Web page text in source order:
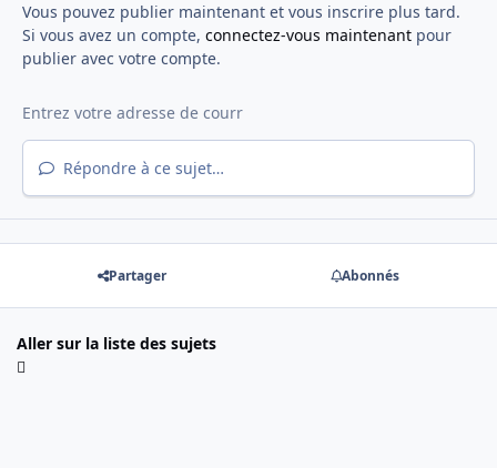
Vous pouvez publier maintenant et vous inscrire plus tard.
Si vous avez un compte, connectez-vous maintenantpour
publier avec votre compte.
Répondre à ce sujet…
Partager Abonnés
Aller sur la liste des sujets